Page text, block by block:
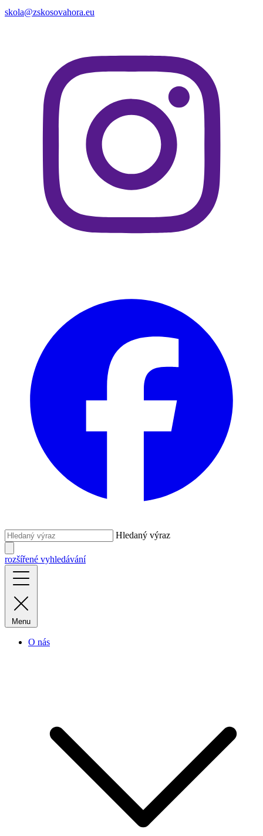
skola@zskosovahora.eu
Hledaný výraz
rozšířené vyhledávání
Menu
O nás